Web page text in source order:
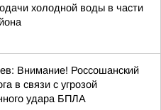
холодной воды в части
Внимание! Россошанский
в связи с угрозой
удара БПЛА